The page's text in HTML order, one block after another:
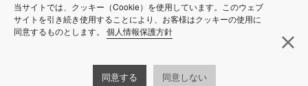
当サイトでは、クッキー（Cookie）を使用しています。このウェブ
サイトを引き続き使用することにより、お客様はクッキーの使用に
同意するものとします。 個人情報保護方針
同意する 同意しない